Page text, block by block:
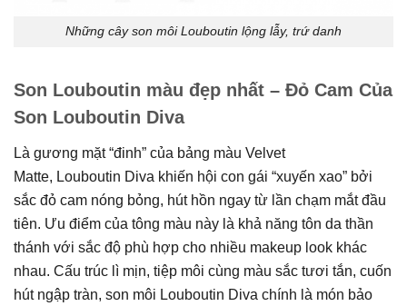
Những cây son môi Louboutin lộng lẫy, trứ danh
Son Louboutin màu đẹp nhất – Đỏ Cam Của
Son Louboutin Diva
Là gương mặt “đinh” của bảng màu Velvet
Matte, Louboutin Diva khiến hội con gái “xuyến xao” bởi
sắc đỏ cam nóng bỏng, hút hồn ngay từ lần chạm mắt đầu
tiên. Ưu điểm của tông màu này là khả năng tôn da thần
thánh với sắc độ phù hợp cho nhiều makeup look khác
nhau. Cấu trúc lì mịn, tiệp môi cùng màu sắc tươi tắn, cuốn
hút ngập tràn, son môi Louboutin Diva chính là món bảo